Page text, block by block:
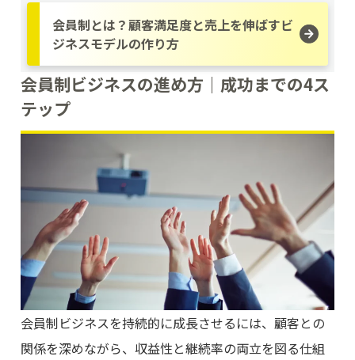
会員制とは？顧客満足度と売上を伸ばすビ
ジネスモデルの作り方
会員制ビジネスの進め方｜成功までの4ス
テップ
会員制ビジネスを持続的に成長させるには、顧客との
関係を深めながら、収益性と継続率の両立を図る仕組